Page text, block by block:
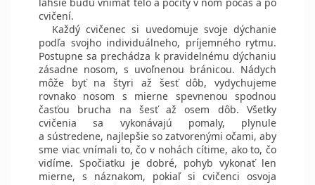
cvičení.
Každý cvičenec si uvedomuje svoje dýchanie
podľa svojho individuálneho, príjemného rytmu.
Postupne sa prechádza k pravidelnému dýchaniu
zásadne nosom, s uvoľnenou bránicou. Nádych
môže byť na štyri až šesť dôb, vydychujeme
rovnako nosom s mierne spevnenou spodnou
časťou brucha na šesť až osem dôb. Všetky
cvičenia sa vykonávajú pomaly, plynule
a sústredene, najlepšie so zatvorenými očami, aby
sme viac vnímali to, čo v nohách cítime, ako to, čo
vidíme. Spočiatku je dobré, pohyb vykonať len
mierne, s náznakom, pokiaľ si cvičenci osvoja